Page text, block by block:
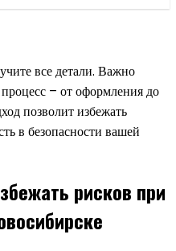
все детали. Важно
– от оформления до
позволит избежать
в безопасности вашей
рисков при